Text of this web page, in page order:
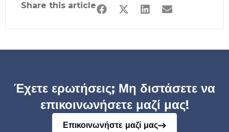
Share this article
Έχετε ερωτήσεις; Μη διστάσετε να
επικοινωνήσετε μαζί μας!
Επικοινωνήστε μαζί μας